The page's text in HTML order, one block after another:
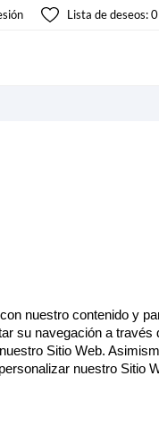
Lista de deseos:0
nuestro contenido y
su navegación a través
Sitio Web.
nuestro Sitio